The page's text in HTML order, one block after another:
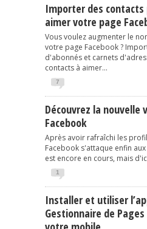
Importer des
aimer votre page
Vous voulez augmenter le
votre page Facebook ?
d'abonnés et carnets
contacts à aimer...
7
Découvrez la nouvelle
Facebook
Après avoir rafraîchi les
Facebook s'attaque enfin
est encore en cours, mais
1
Installer et utiliser
Gestionnaire de